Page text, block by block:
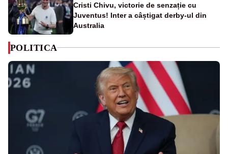
Cristi Chivu, victorie de senzație cu
Juventus! Inter a câștigat derby-ul din
Australia
POLITICA